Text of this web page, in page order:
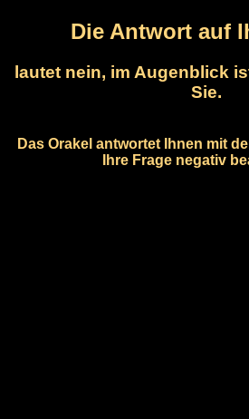
Die Antwort auf
lautet nein, im Augenblick
Sie.
Das Orakel antwortet Ihnen mit
Ihre Frage negativ